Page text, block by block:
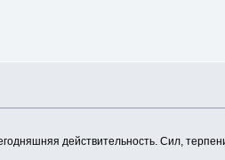
действительность. Сил,